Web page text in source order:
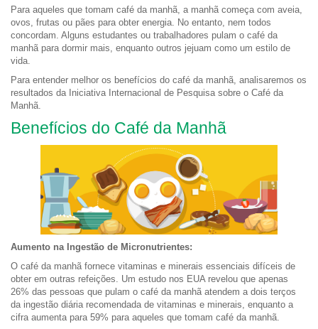
Para aqueles que tomam café da manhã, a manhã começa com aveia,
ovos, frutas ou pães para obter energia. No entanto, nem todos
concordam. Alguns estudantes ou trabalhadores pulam o café da
manhã para dormir mais, enquanto outros jejuam como um estilo de
vida.
Para entender melhor os benefícios do café da manhã, analisaremos os
resultados da Iniciativa Internacional de Pesquisa sobre o Café da
Manhã.
Benefícios do Café da Manhã
Aumento na Ingestão de Micronutrientes:
O café da manhã fornece vitaminas e minerais essenciais difíceis de
obter em outras refeições. Um estudo nos EUA revelou que apenas
26% das pessoas que pulam o café da manhã atendem a dois terços
da ingestão diária recomendada de vitaminas e minerais, enquanto a
cifra aumenta para 59% para aqueles que tomam café da manhã.